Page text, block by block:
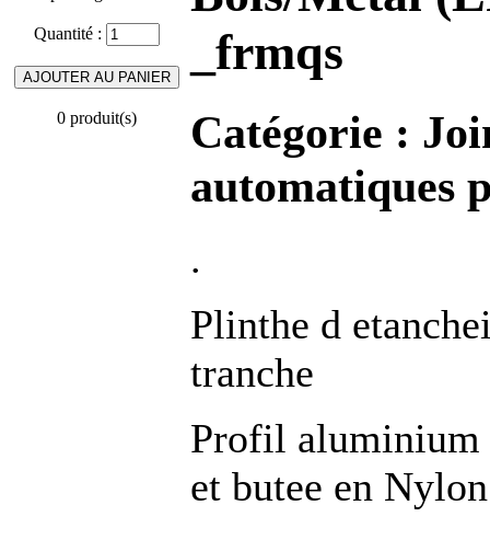
Quantité :
0 produit(s)
_frmqs
Catégorie :
automatiques
.
Plinthe d
tranche
Profil aluminium
et butee en Nylon